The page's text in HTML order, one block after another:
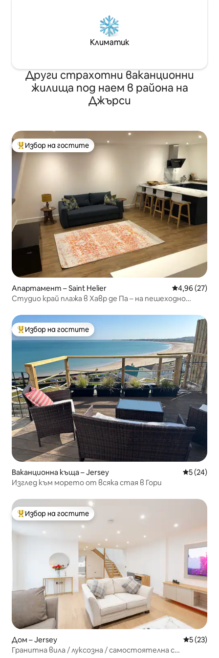
Климатик
Други страхотни ваканционни
жилища под наем в района на
Джърси
Най-популярен избор на гостите
Избор на гостите
Апартамент – Saint Helier Средна
4,96 (27)
Студио край плажа в Хавр де Па – на пешеходно
Най-популярен избор на гостите
Избор на гостите
Ваканционна къща – Jersey Средна
5 (24)
Изглед към морето от всяка стая в Гори
Най-популярен избор на гостите
Избор на гостите
Дом – Jersey Средна
5 (23)
Гранитна вила / луксозна / самостоятелна с